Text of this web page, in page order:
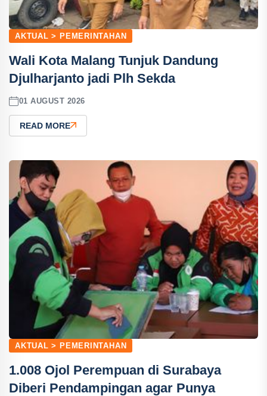
AKTUAL > PEMERINTAHAN
Wali Kota Malang Tunjuk Dandung
Djulharjanto jadi Plh Sekda
01 AUGUST 2026
READ MORE
AKTUAL > PEMERINTAHAN
1.008 Ojol Perempuan di Surabaya
Diberi Pendampingan agar Punya